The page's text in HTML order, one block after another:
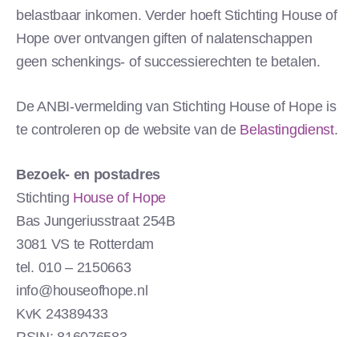
belastbaar inkomen. Verder hoeft Stichting House of
Hope over ontvangen giften of nalatenschappen
geen schenkings- of successierechten te betalen.
De ANBI-vermelding van Stichting House of Hope is
te controleren op de website van de Belastingdienst.
Bezoek- en postadres
Stichting House of Hope
Bas Jungeriusstraat 254B
3081 VS te Rotterdam
tel. 010 – 2150663
info@houseofhope.nl
KvK 24389433